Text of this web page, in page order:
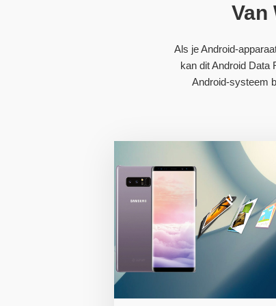
Van
Als je Android-
kan dit Android Data
Android-systeem